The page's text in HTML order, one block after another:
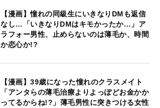
【漫画】憧れの同級生にいきなりDMも返信
なし…「いきなりDMはキモかったか…」ア
ラフォー男性、止めらないのは薄毛か、時間
か恋心か!?
【漫画】39歳になった憧れのクラスメイト
「アンタらの薄毛治療よりよっぽどお金かか
ってるからね!?」薄毛男性に突きつける女性